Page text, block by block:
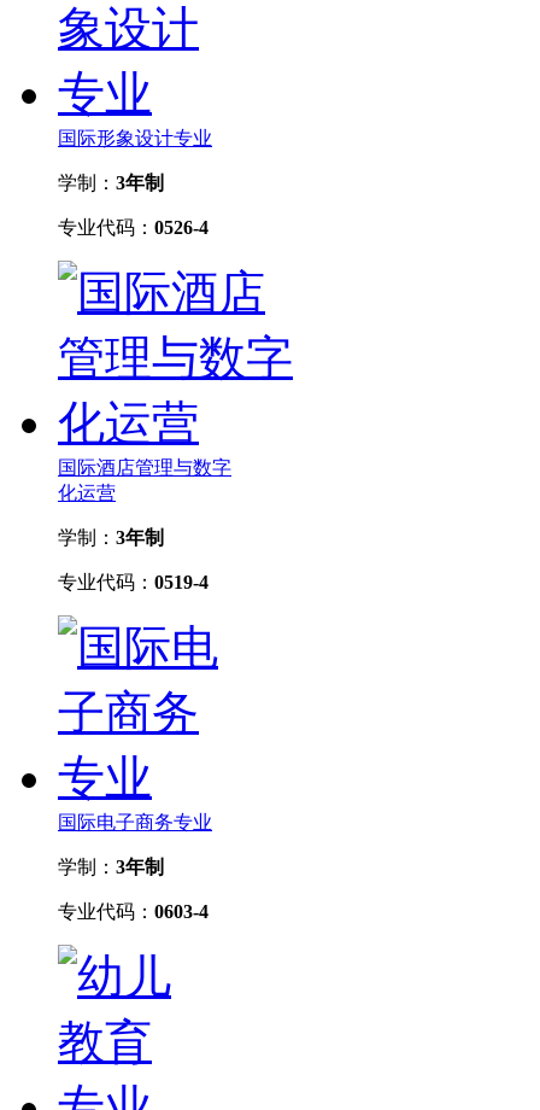
国际形象设计专业
学制： 3年制
专业代码： 0526-4
国际酒店管理与数字
化运营
学制： 3年制
专业代码： 0519-4
国际电子商务专业
学制： 3年制
专业代码： 0603-4